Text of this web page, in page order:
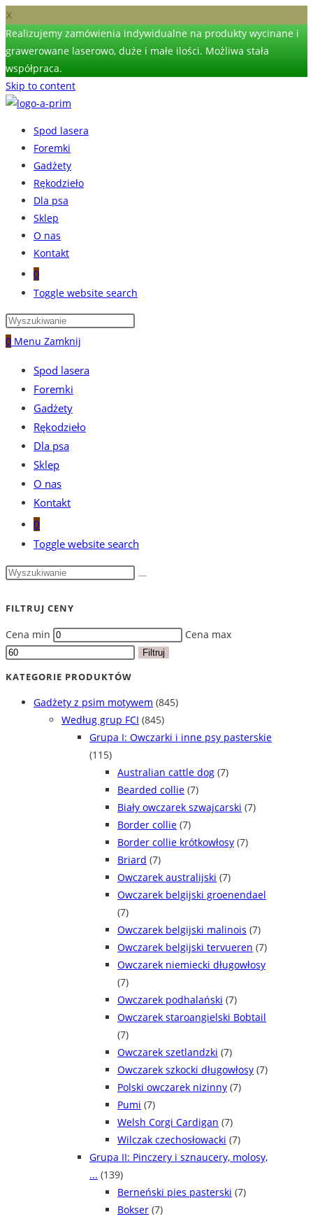
X
Realizujemy zamówienia indywidualne na produkty wycinane i
grawerowane laserowo, duże i małe ilości. Możliwa stała
współpraca.
Skip to content
Spod lasera
Foremki
Gadżety
Rękodzieło
Dla psa
Sklep
O nas
Kontakt
0
Toggle website search
0 Menu Zamknij
Spod lasera
Foremki
Gadżety
Rękodzieło
Dla psa
Sklep
O nas
Kontakt
0
Toggle website search
FILTRUJ CENY
Cena min Cena max
Filtruj
KATEGORIE PRODUKTÓW
Gadżety z psim motywem (845)
Według grup FCI (845)
Grupa I: Owczarki i inne psy pasterskie
(115)
Australian cattle dog (7)
Bearded collie (7)
Biały owczarek szwajcarski (7)
Border collie (7)
Border collie krótkowłosy (7)
Briard (7)
Owczarek australijski (7)
Owczarek belgijski groenendael
(7)
Owczarek belgijski malinois (7)
Owczarek belgijski tervueren (7)
Owczarek niemiecki długowłosy
(7)
Owczarek podhalański (7)
Owczarek staroangielski Bobtail
(7)
Owczarek szetlandzki (7)
Owczarek szkocki długowłosy (7)
Polski owczarek nizinny (7)
Pumi (7)
Welsh Corgi Cardigan (7)
Wilczak czechosłowacki (7)
Grupa II: Pinczery i sznaucery, molosy,
... (139)
Berneński pies pasterski (7)
Bokser (7)